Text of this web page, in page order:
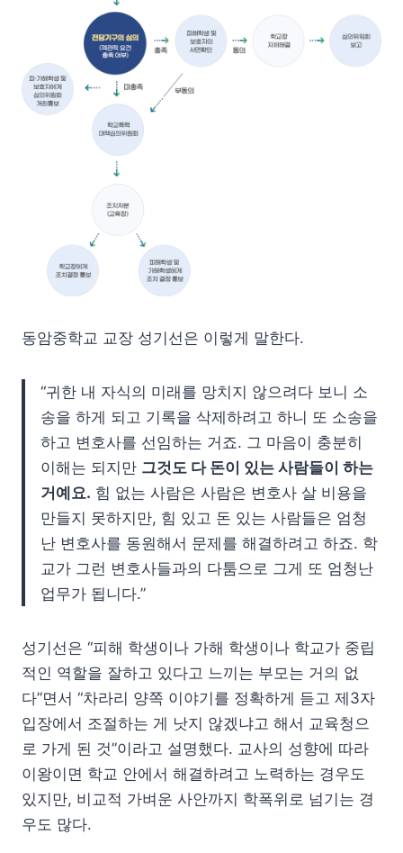
동암중학교 교장 성기선은 이렇게 말한다.
“귀한 내 자식의 미래를 망치지 않으려다 보니 소
송을 하게 되고 기록을 삭제하려고 하니 또 소송을
하고 변호사를 선임하는 거죠. 그 마음이 충분히
이해는 되지만 그것도 다 돈이 있는 사람들이 하는
거예요. 힘 없는 사람은 사람은 변호사 살 비용을
만들지 못하지만, 힘 있고 돈 있는 사람들은 엄청
난 변호사를 동원해서 문제를 해결하려고 하죠. 학
교가 그런 변호사들과의 다툼으로 그게 또 엄청난
업무가 됩니다.”
성기선은 “피해 학생이나 가해 학생이나 학교가 중립
적인 역할을 잘하고 있다고 느끼는 부모는 거의 없
다”면서 “차라리 양쪽 이야기를 정확하게 듣고 제3자
입장에서 조절하는 게 낫지 않겠냐고 해서 교육청으
로 가게 된 것”이라고 설명했다. 교사의 성향에 따라
이왕이면 학교 안에서 해결하려고 노력하는 경우도
있지만, 비교적 가벼운 사안까지 학폭위로 넘기는 경
우도 많다.